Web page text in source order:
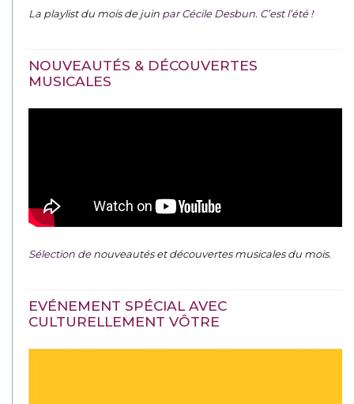
La playlist du mois de juin par Cécile Desbun. C’est l’été !
NOUVEAUTÉS & DÉCOUVERTES
MUSICALES
Sélection denouveautés et découvertes musicales du mois.
EVÉNEMENT SPÉCIAL AVEC
CULTURELLEMENT VÔTRE